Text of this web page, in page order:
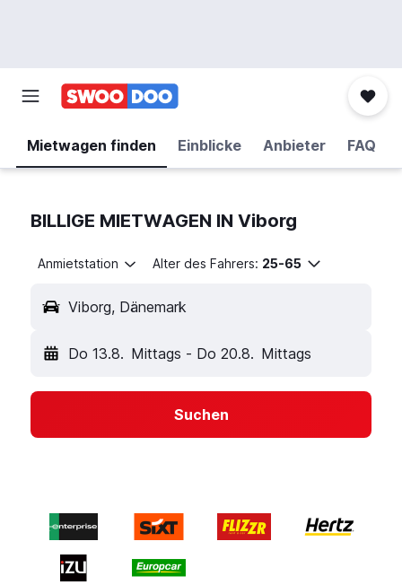
Mietwagen finden Einblicke Anbieter FAQ
BILLIGE MIETWAGEN IN Viborg
Anmietstation Alter des Fahrers: 25-65
Viborg, Dänemark
Do 13.8. Mittags - Do 20.8. Mittags
Suchen